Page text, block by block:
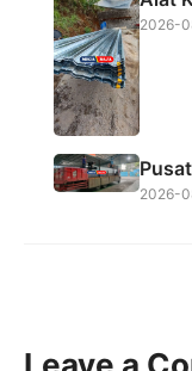
2026-
2026-